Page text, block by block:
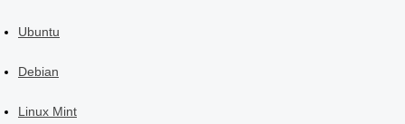
Ubuntu
Debian
Linux Mint